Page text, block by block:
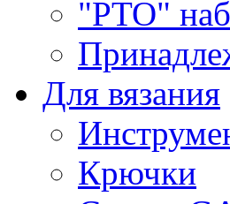
"РТО"
Для вязания
Крючки